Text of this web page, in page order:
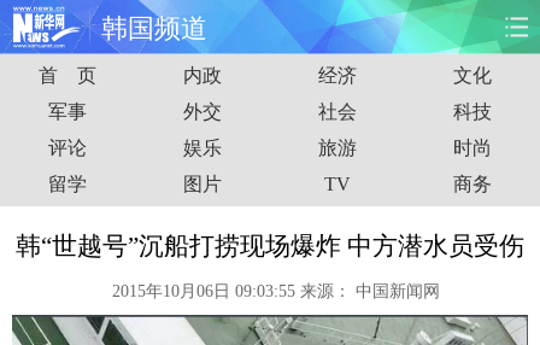
韩国频道
首页 时政 国际 财经
娱乐 体育 人事 教育
时尚 思客 地方 法治
科技 能源 房产 公司
首 页 内政 经济
文化
军事
外交 社会
科技
评论
娱乐 旅游
时尚
留学
图片 TV 商务
韩“世越号”沉船打捞现场爆炸 中方潜水员受伤
2015年10月06日 09:03:55 来源： 中国新闻网